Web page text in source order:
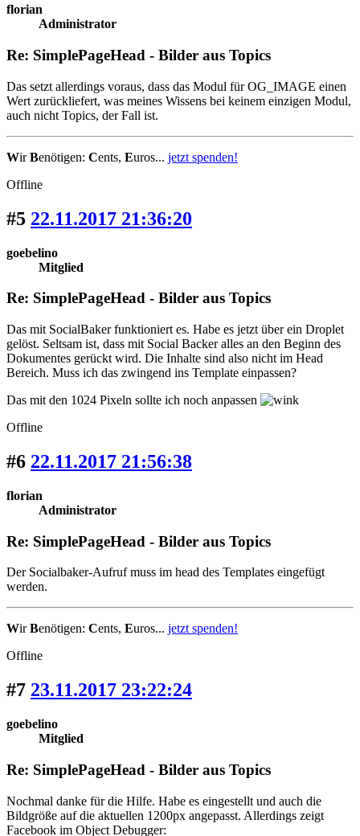
florian
Administrator
Re: SimplePageHead - Bilder aus Topics
Das setzt allerdings voraus, dass das Modul für OG_IMAGE einen
Wert zurückliefert, was meines Wissens bei keinem einzigen Modul,
auch nicht Topics, der Fall ist.
WirBenötigen: Cents, Euros... jetzt spenden!
Offline
#5 22.11.2017 21:36:20
goebelino
Mitglied
Re: SimplePageHead - Bilder aus Topics
Das mit SocialBaker funktioniert es. Habe es jetzt über ein Droplet
gelöst. Seltsam ist, dass mit Social Backer alles an den Beginn des
Dokumentes gerückt wird. Die Inhalte sind also nicht im Head
Bereich. Muss ich das zwingend ins Template einpassen?
Das mit den 1024 Pixeln sollte ich noch anpassen
Offline
#6 22.11.2017 21:56:38
florian
Administrator
Re: SimplePageHead - Bilder aus Topics
Der Socialbaker-Aufruf muss im head des Templates eingefügt
werden.
WirBenötigen: Cents, Euros... jetzt spenden!
Offline
#7 23.11.2017 23:22:24
goebelino
Mitglied
Re: SimplePageHead - Bilder aus Topics
Nochmal danke für die Hilfe. Habe es eingestellt und auch die
Bildgröße auf die aktuellen 1200px angepasst. Allerdings zeigt
Facebook im Object Debugger: